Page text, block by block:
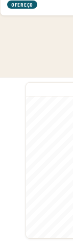
OFEREÇO